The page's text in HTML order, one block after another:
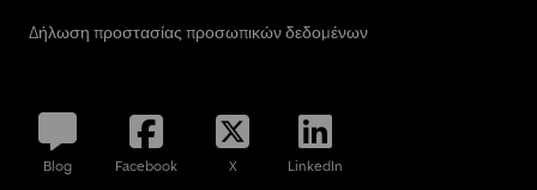
Δήλωση προστασίας προσωπικών δεδομένων
Blog Facebook X LinkedIn